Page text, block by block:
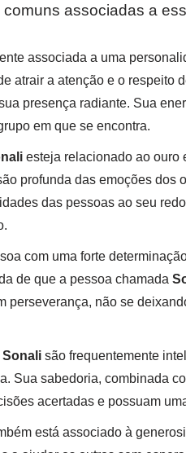
associadas a
associada a uma
atrair a atenção e o respeito
presença radiante. Sua
em que se encontra.
esteja relacionado ao ouro
profunda das emoções dos
das pessoas ao seu
com uma forte
de que a pessoa chamada
perseverança, não se
Sonalisão frequentemente
Sua sabedoria, combinada
acertadas e possuam
está associado à